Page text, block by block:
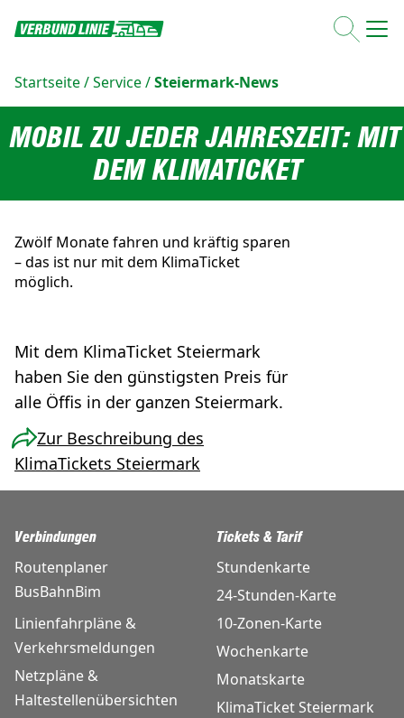
Startseite/Service/Steiermark-News
MOBIL ZU JEDER JAHRESZEIT: MIT
DEM KLIMATICKET
Zwölf Monate fahren und kräftig sparen
– das ist nur mit dem KlimaTicket
möglich.
Mit dem KlimaTicket Steiermark
haben Sie den günstigsten Preis für
alle Öffis in der ganzen Steiermark.
Zur Beschreibung des
KlimaTickets Steiermark
Verbindungen
Routenplaner
BusBahnBim
Linienfahrpläne &
Verkehrsmeldungen
Netzpläne &
Haltestellenübersichten
Tickets & Tarif
Stundenkarte
24-Stunden-Karte
10-Zonen-Karte
Wochenkarte
Monatskarte
KlimaTicket Steiermark